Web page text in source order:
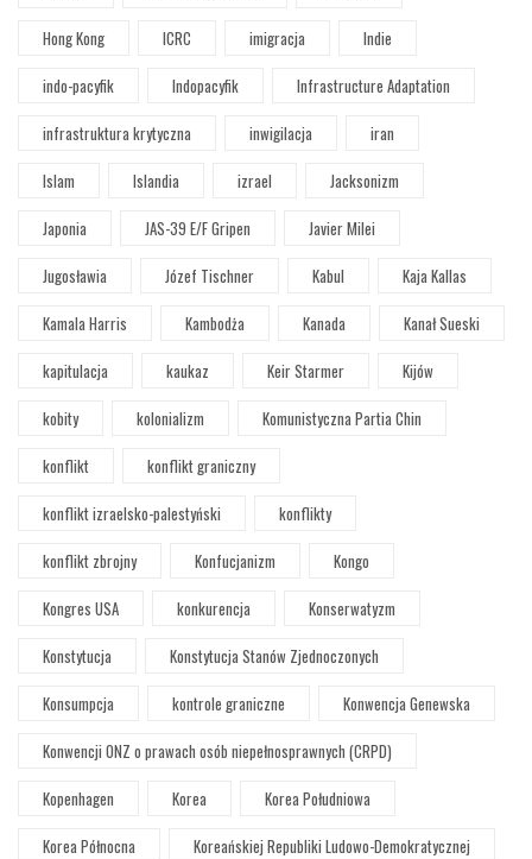
Hong Kong
ICRC imigracja
Indie
indo-pacyfik
Indopacyfik
Infrastructure Adaptation
infrastruktura krytyczna
inwigilacja
iran
Islam
Islandia izrael
Jacksonizm
Japonia
JAS-39 E/F Gripen
Javier Milei
Jugosławia
Józef Tischner Kabul
Kaja Kallas
Kamala Harris
Kambodża Kanada
Kanał Sueski
kapitulacja
kaukaz Keir Starmer
Kijów
kobity
kolonializm
Komunistyczna Partia Chin
konflikt
konflikt graniczny
konflikt izraelsko-palestyński
konflikty
konflikt zbrojny
Konfucjanizm
Kongo
Kongres USA
konkurencja
Konserwatyzm
Konstytucja
Konstytucja Stanów Zjednoczonych
Konsumpcja
kontrole graniczne
Konwencja Genewska
Konwencji ONZ o prawach osób niepełnosprawnych (CRPD)
Kopenhagen
Korea
Korea Południowa
Korea Północna
Koreańskiej Republiki Ludowo-Demokratycznej